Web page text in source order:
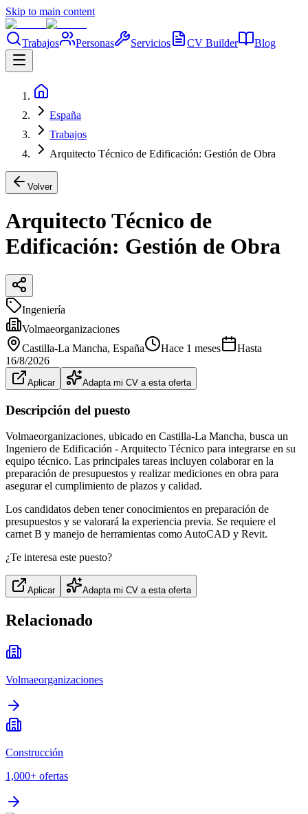
Skip to main content
Trabajos Personas Servicios CV Builder Blog
España
Trabajos
Arquitecto Técnico de Edificación: Gestión de Obra
Volver
Arquitecto Técnico de
Edificación: Gestión de Obra
Ingeniería
Volmaeorganizaciones
Castilla-La Mancha, España Hace 1 meses
Hasta
16/8/2026
Aplicar Adapta mi CV a esta oferta
Descripción del puesto
Volmaeorganizaciones, ubicado en Castilla-La Mancha, busca un
Ingeniero de Edificación - Arquitecto Técnico para integrarse en su
equipo técnico. Las principales tareas incluyen colaborar en la
preparación de presupuestos y realizar mediciones en obra para
asegurar el cumplimiento de plazos y calidad.
Los candidatos deben tener conocimientos en preparación de
presupuestos y se valorará la experiencia previa. Se requiere el
carnet B y manejo de herramientas como AutoCAD y Revit.
¿Te interesa este puesto?
Aplicar Adapta mi CV a esta oferta
Relacionado
Volmaeorganizaciones
Construcción
1,000+ ofertas